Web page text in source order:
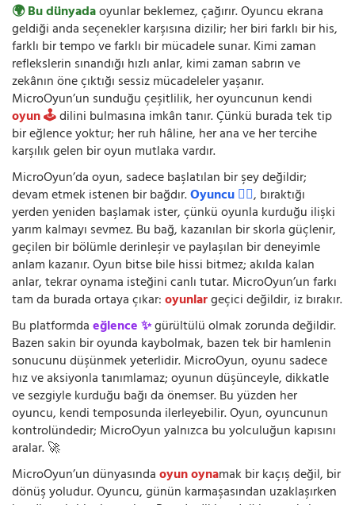
🌍 Bu dünyadaoyunlar beklemez, çağırır. Oyuncu ekrana
geldiği anda seçenekler karşısına dizilir; her biri farklı bir his,
farklı bir tempo ve farklı bir mücadele sunar. Kimi zaman
reflekslerin sınandığı hızlı anlar, kimi zaman sabrın ve
zekânın öne çıktığı sessiz mücadeleler yaşanır.
MicroOyun’un sunduğu çeşitlilik, her oyuncunun kendi
oyun 🕹️dilini bulmasına imkân tanır. Çünkü burada tek tip
bir eğlence yoktur; her ruh hâline, her ana ve her tercihe
karşılık gelen bir oyun mutlaka vardır.
MicroOyun’da oyun, sadece başlatılan bir şey değildir;
devam etmek istenen bir bağdır.Oyuncu 🧍‍♂️, bıraktığı
yerden yeniden başlamak ister, çünkü oyunla kurduğu ilişki
yarım kalmayı sevmez. Bu bağ, kazanılan bir skorla güçlenir,
geçilen bir bölümle derinleşir ve paylaşılan bir deneyimle
anlam kazanır. Oyun bitse bile hissi bitmez; akılda kalan
anlar, tekrar oynama isteğini canlı tutar. MicroOyun’un farkı
tam da burada ortaya çıkar:oyunlargeçici değildir, iz bırakır.
Bu platformdaeğlence ✨gürültülü olmak zorunda değildir.
Bazen sakin bir oyunda kaybolmak, bazen tek bir hamlenin
sonucunu düşünmek yeterlidir. MicroOyun, oyunu sadece
hız ve aksiyonla tanımlamaz; oyunun düşünceyle, dikkatle
ve sezgiyle kurduğu bağı da önemser. Bu yüzden her
oyuncu, kendi temposunda ilerleyebilir. Oyun, oyuncunun
kontrolündedir; MicroOyun yalnızca bu yolculuğun kapısını
aralar. 🚀
MicroOyun’un dünyasındaoyun oynamak bir kaçış değil, bir
dönüş yoludur. Oyuncu, günün karmaşasından uzaklaşırken